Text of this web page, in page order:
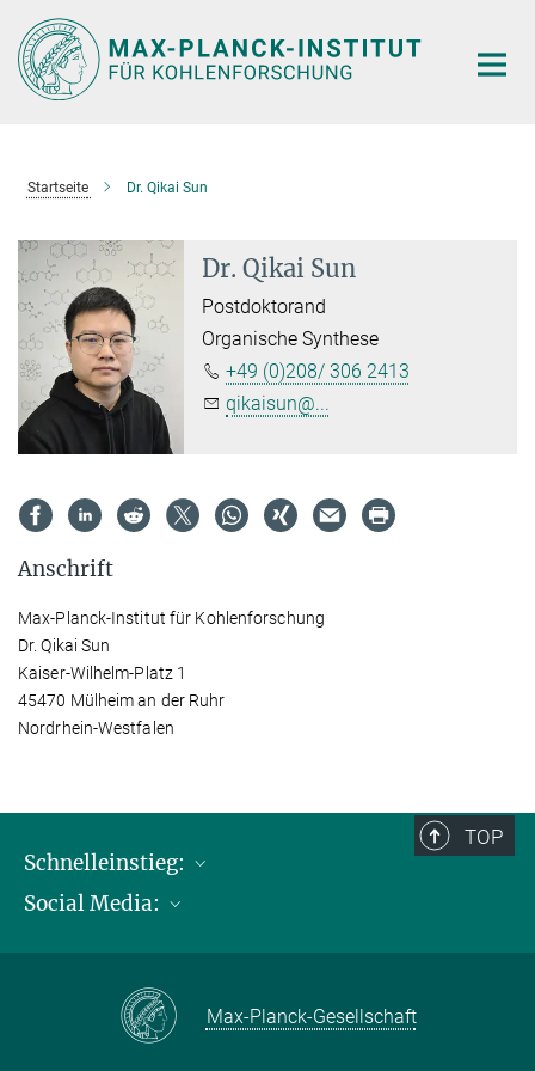
Hauptinhalt
Startseite Dr. Qikai Sun
Dr. Qikai Sun
Postdoktorand
Organische Synthese
+49 (0)208/ 306 2413
qikaisun@...
Anschrift
Max-Planck-Institut für Kohlenforschung
Dr. Qikai Sun
Kaiser-Wilhelm-Platz 1
45470 Mülheim an der Ruhr
Nordrhein-Westfalen
TOP
Schnelleinstieg:
Publikationen
Kontakt und Anfahrtsbeschreibung
Social Media:
Max-Planck-Gesellschaft